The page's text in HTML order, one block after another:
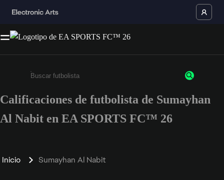
Ingresa un mínimo de 3 caracteres o números
Calificaciones de futbolista de Sumayhan
Al Nabit en EA SPORTS FC™ 26
Inicio Sumayhan Al Nabit